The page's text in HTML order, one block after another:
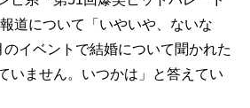
道について「いやいや、ないな
イベントで結婚について聞かれた
いません。いつかは」と答えてい